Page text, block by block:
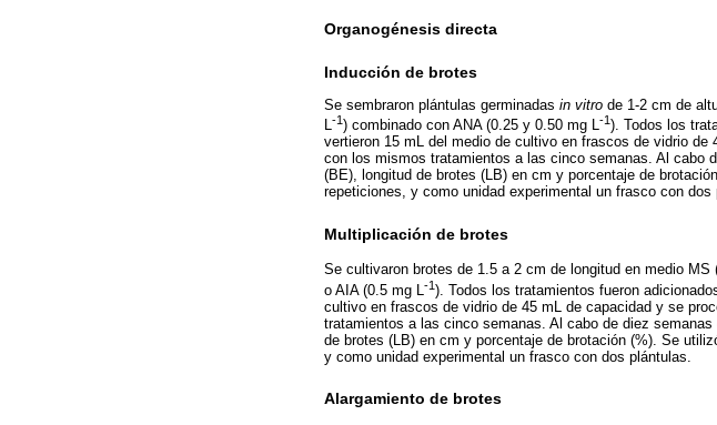
Organogénesis directa
Inducción de brotes
Se sembraron plántulas germinadas in vitro de 1-2 cm de
-1) combinado con ANA (0.25 y 0.50 mg L -1). Todos los
vertieron 15 mL del medio de cultivo en frascos de vidrio
con los mismos tratamientos a las cinco semanas. Al cabo
(BE), longitud de brotes (LB) en cm y porcentaje de
repeticiones, y como unidad experimental un frasco con dos
Multiplicación de brotes
Se cultivaron brotes de 1.5 a 2 cm de longitud en medio
o AIA (0.5 mg L
-1). Todos los tratamientos fueron
cultivo en frascos de vidrio de 45 mL de capacidad y se
tratamientos a las cinco semanas. Al cabo de diez
de brotes (LB) en cm y porcentaje de brotación (%). Se
y como unidad experimental un frasco con dos plántulas.
Alargamiento de brotes